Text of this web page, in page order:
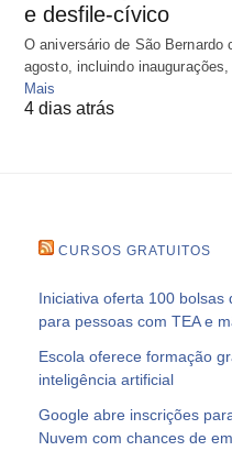
e desfile-cívico
O aniversário de São Bernardo
agosto, incluindo
Mais
4 dias atrás
CURSOS GRATUITOS
Iniciativa oferta 100
para pessoas com TEA e
Escola oferece formação
inteligência artificial
Google abre inscrições
Nuvem com chances de